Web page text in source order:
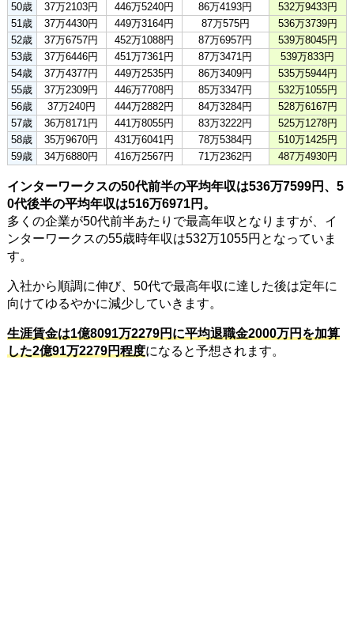
50歳
37万2103円 446万5240円 86万4193円
532万9433円
51歳
37万4430円 449万3164円 87万575円
536万3739円
52歳
37万6757円 452万1088円 87万6957円
539万8045円
53歳
37万6446円 451万7361円 87万3471円
539万833円
54歳
37万4377円 449万2535円 86万3409円
535万5944円
55歳
37万2309円 446万7708円 85万3347円
532万1055円
56歳
37万240円 444万2882円 84万3284円
528万6167円
57歳
36万8171円 441万8055円 83万3222円
525万1278円
58歳
35万9670円 431万6041円 78万5384円
510万1425円
59歳
34万6880円 416万2567円 71万2362円 487万4930円
インターワークスの50代前半の平均年収は536万7599円、5
0代後半の平均年収は516万6971円。
多くの企業が50代前半あたりで最高年収となりますが、イ
ンターワークスの55歳時年収は532万1055円となっていま
す。
入社から順調に伸び、50代で最高年収に達した後は定年に
向けてゆるやかに減少していきます。
生涯賃金は1億8091万2279円に平均退職金2000万円を加算
した2億91万2279円程度になると予想されます。